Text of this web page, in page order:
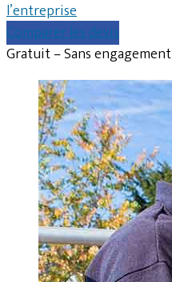
l’entreprise
Comparer les devis
Gratuit – Sans engagement